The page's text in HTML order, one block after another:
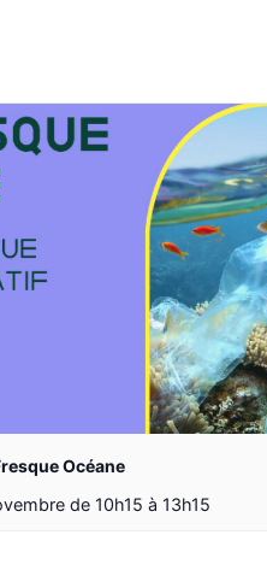
Océane
de 10h15 à 13h15